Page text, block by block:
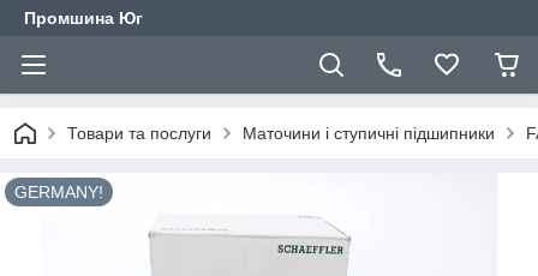
Промшина Юг
Товари та послуги Маточини і ступичні підшипники
GERMANY!